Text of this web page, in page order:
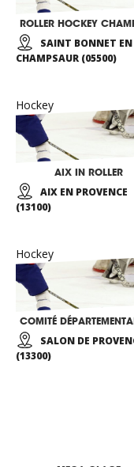
SAINT BONNET EN
CHAMPSAUR (05500)
Hockey
AIX IN ROLLER
AIX EN PROVENCE
(13100)
Hockey
SALON DE
(13300)